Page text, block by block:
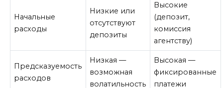
Начальные
расходы
Низкие или
отсутствуют
депозиты
Высокие
(депозит,
комиссия
агентству)
Предсказуемость
расходов
Низкая —
возможная
волатильность
Высокая —
фиксированные
платежи